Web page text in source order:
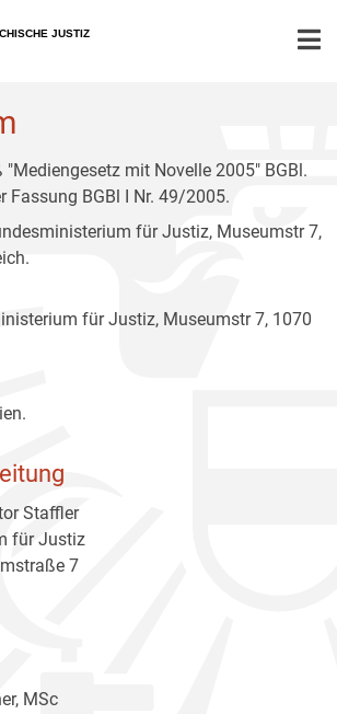
JUSTIZ
"Mediengesetz mit Novelle 2005" BGBl.
Fassung BGBl I Nr. 49/2005.
für Justiz, Museumstr 7,
für Justiz, Museumstr 7, 1070
Staffler
für Justiz
7
MSc